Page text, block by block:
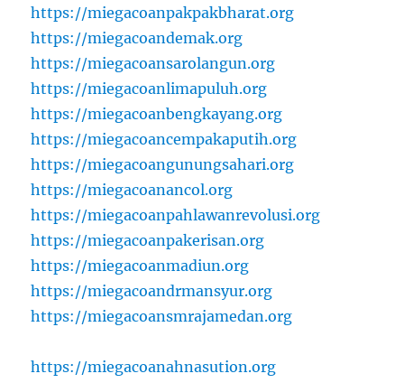
https://miegacoanpakpakbharat.org
https://miegacoandemak.org
https://miegacoansarolangun.org
https://miegacoanlimapuluh.org
https://miegacoanbengkayang.org
https://miegacoancempakaputih.org
https://miegacoangunungsahari.org
https://miegacoanancol.org
https://miegacoanpahlawanrevolusi.org
https://miegacoanpakerisan.org
https://miegacoanmadiun.org
https://miegacoandrmansyur.org
https://miegacoansmrajamedan.org
https://miegacoanahnasution.org